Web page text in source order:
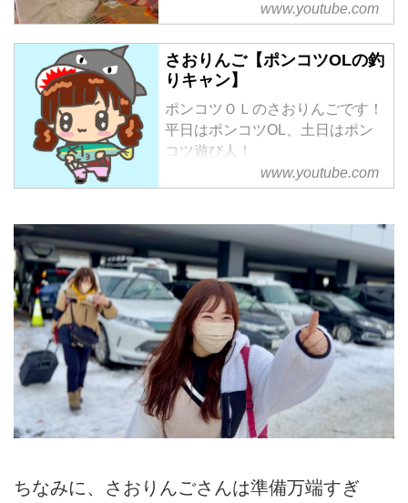
キャンプ/車中泊/キャンピングカ
ー/自転車
【お仕事ご依頼先】
chomocamp1105@gmail.com
【備忘録】
2019年2月〜youtube＆ソロキャ
ンプ開始
2020年2月〜ハイゼットカーゴ購
『ソロキャン女子が行く！自転車
キャンピングカー旅』
２時間番組
富士山編(2020年10月16日・23
日)
千葉南房総編(2021年...
www.youtube.com
さおりんご【ポンコツOLの釣
りキャン】
ポンコツＯＬのさおりんごです！
平日はポンコツOL、土日はポン
コツ遊び人！
こんな私でも出来る釣り！釣れる
釣り！出来るキャンプ！出来るご
出来るだけ、楽して簡単に楽しく
出来るアウトドアメインの遊び紹
介チャンネルです⭐︎
意識は低い系ですが、どうぞ宜し
くお願いします٩(๑❛ᴗ❛๑)۶
出来るだけ毎週木曜日の20時更
新！
現在不定期更新。
お知らせなどはこちらです(⃔ ॑꒳
॑*)⃕↝
www.youtube.com
ちなみに、さおりんごさんは準備万端すぎ